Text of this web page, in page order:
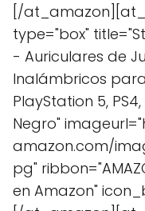
[/
type="box"
- Auriculares de
Inalámbricos
PlayStation 5,
Negro"
amazon.com/
pg"
en Amazon"